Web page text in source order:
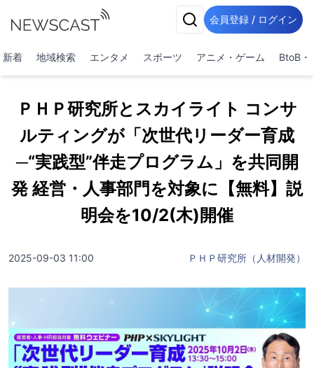
会員登録 / ログイン
新着 地域検索 エンタメ スポーツ アニメ・ゲーム BtoB・
ＰＨＰ研究所とスカイライト コンサ
ルティングが「次世代リーダー育成
─“実践型”伴走プログラム」を共同開
発 経営・人事部門を対象に【無料】説
明会を10/2(木)開催
2025-09-03 11:00 ＰＨＰ研究所（人材開発）